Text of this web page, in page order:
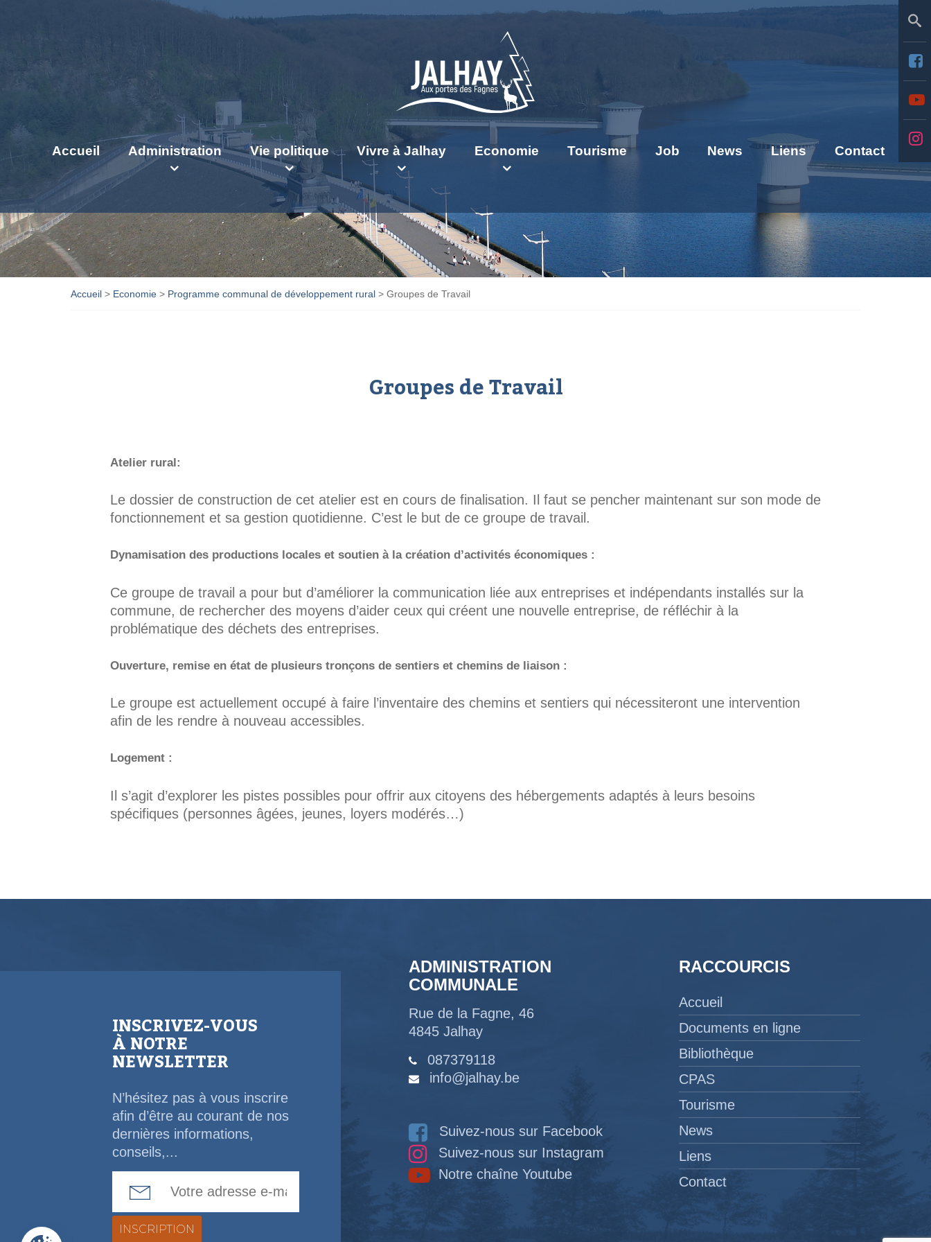
Accueil Administration Vie politique Vivre à Jalhay Economie Tourisme Job News Liens Contact
Accueil > Economie > Programme communal de développement rural > Groupes de Travail
Groupes de Travail
Atelier rural:
Le dossier de construction de cet atelier est en cours de finalisation. Il faut se pencher maintenant sur son mode de
fonctionnement et sa gestion quotidienne. C’est le but de ce groupe de travail.
Dynamisation des productions locales et soutien à la création d’activités économiques :
Ce groupe de travail a pour but d’améliorer la communication liée aux entreprises et indépendants installés sur la
commune, de rechercher des moyens d’aider ceux qui créent une nouvelle entreprise, de réfléchir à la
problématique des déchets des entreprises.
Ouverture, remise en état de plusieurs tronçons de sentiers et chemins de liaison :
Le groupe est actuellement occupé à faire l’inventaire des chemins et sentiers qui nécessiteront une intervention
afin de les rendre à nouveau accessibles.
Logement :
Il s’agit d’explorer les pistes possibles pour offrir aux citoyens des hébergements adaptés à leurs besoins
spécifiques (personnes âgées, jeunes, loyers modérés…)
INSCRIVEZ-VOUS
À NOTRE
NEWSLETTER
N’hésitez pas à vous inscrire
afin d’être au courant de nos
dernières informations,
conseils,...
ADMINISTRATION
COMMUNALE
Rue de la Fagne, 46
4845 Jalhay
087379118
info@jalhay.be
Suivez-nous sur Facebook
Suivez-nous sur Instagram
Notre chaîne Youtube
RACCOURCIS
Accueil
Documents en ligne
Bibliothèque
CPAS
Tourisme
News
Liens
Contact